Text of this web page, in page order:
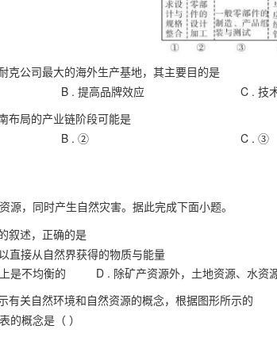
克公司最大的海外生产基地，其主要目的是
B . 提高品牌效应 C . 技
布局的产业链阶段可能是
B . ② C . ③
源，同时产生自然灾害。据此完成下面小题。
叙述，正确的是
直接从自然界获得的物质与能量
是不均衡的 D . 除矿产资源外，土地资源、水资
有关自然环境和自然资源的概念，根据图形所示的
概念是（ ）